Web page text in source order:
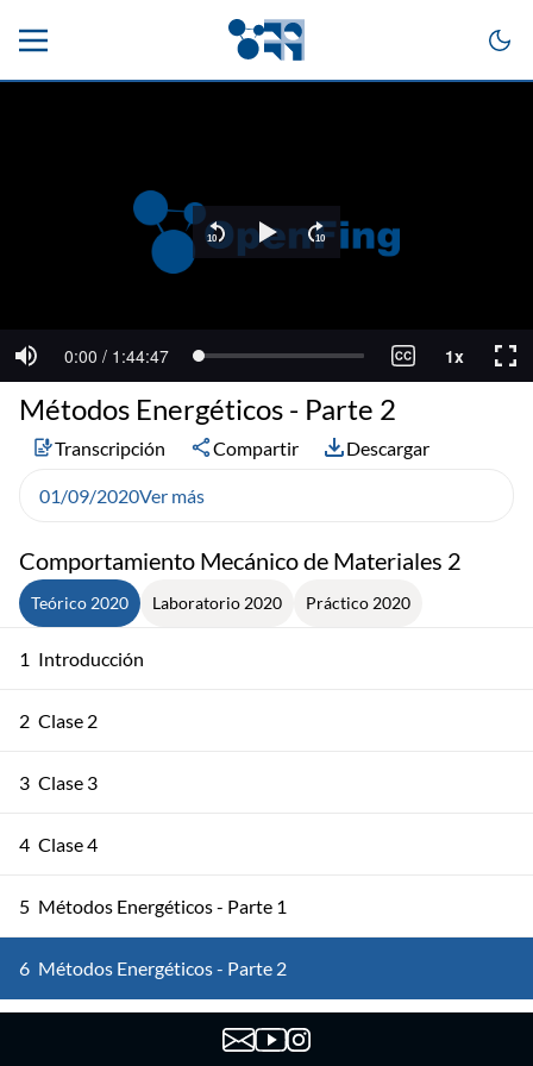
Comportamiento Mecánico de Materiales 2
Teórico 2020 Laboratorio 2020 Práctico 2020
1 Introducción
2 Clase 2
3 Clase 3
4 Clase 4
5 Métodos Energéticos - Parte 1
6 Métodos Energéticos - Parte 2
Deformaciones Clase 1
Métodos Energéticos - Parte 2
Transcripción Compartir Descargar
01/09/2020Ver más